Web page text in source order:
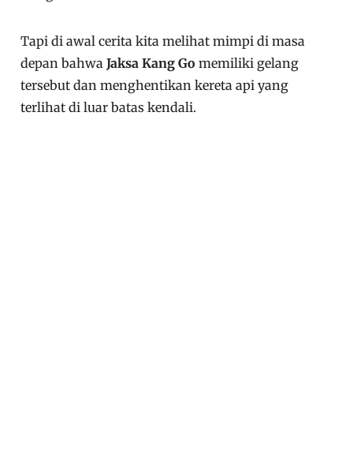
Tapi di awal cerita kita melihat mimpi di masa
depan bahwaJaksa Kang Go memiliki gelang
tersebut dan menghentikan kereta api yang
terlihat di luar batas kendali.